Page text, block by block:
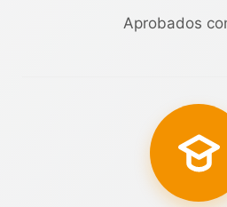
Aprobados